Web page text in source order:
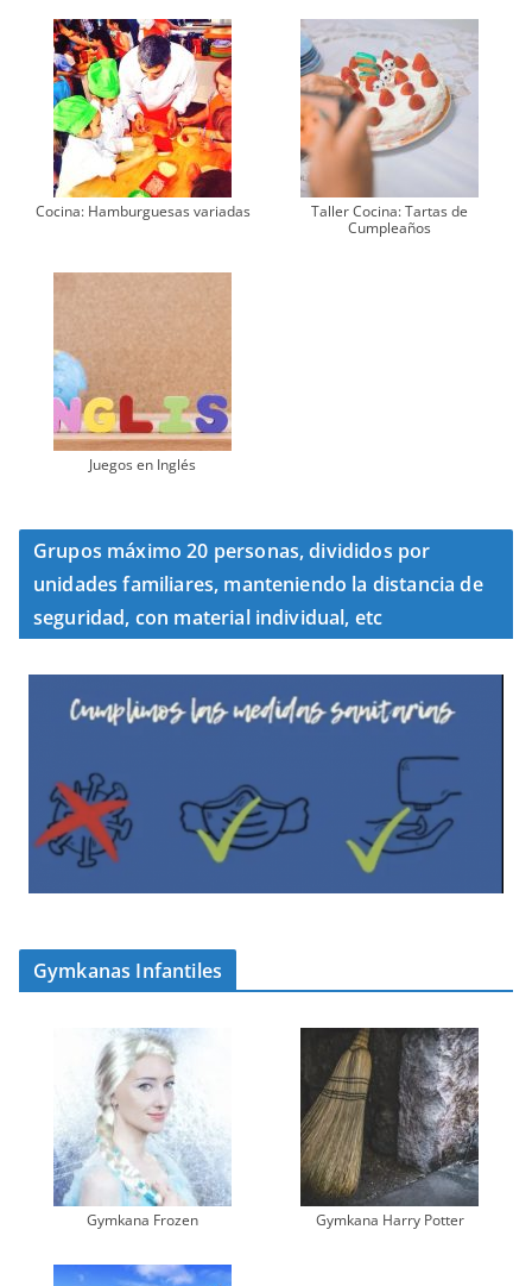
Cocina: Hamburguesas variadas
Taller Cocina: Tartas de
Cumpleaños
Juegos en Inglés
Grupos máximo 20 personas, divididos por
unidades familiares, manteniendo la distancia de
seguridad, con material individual, etc
Gymkanas Infantiles
Gymkana Frozen Gymkana Harry Potter